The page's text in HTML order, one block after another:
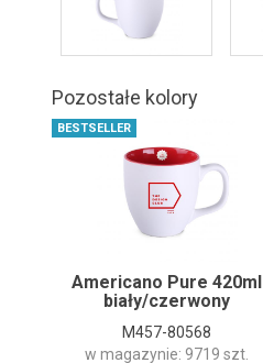
Pozostałe kolory
BESTSELLER
Americano Pure 420ml
biały/czerwony
M457-80568
w magazynie: 9719 szt.